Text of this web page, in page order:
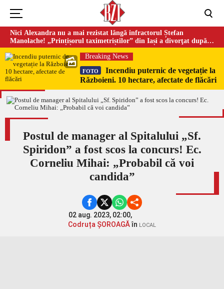
Nici Alexandra nu a mai rezistat lângă infractorul Ștefan
Manolache! „Prințișorul taximetriștilor” din Iași a divorţat după
doi ani de căsnicie
Breaking News
FOTO
Incendiu puternic de vegetație la
Războieni. 10 hectare, afectate de flăcări
Postul de manager al Spitalului „Sf.
Spiridon” a fost scos la concurs! Ec.
Corneliu Mihai: „Probabil că voi
candida”
02 aug. 2023, 02:00,
Codruța ȘOROAGĂîn LOCAL